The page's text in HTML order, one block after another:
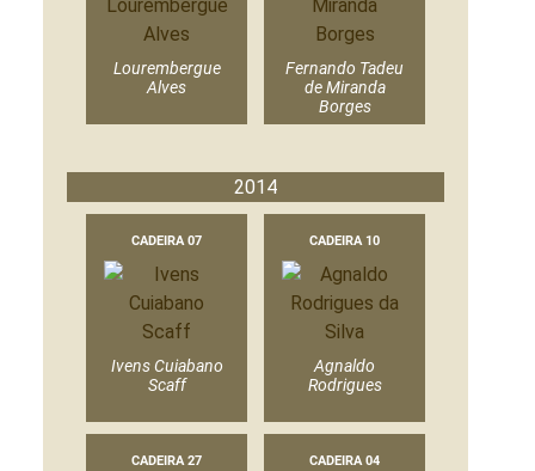
Lourembergue
Alves
Fernando Tadeu
de Miranda
Borges
2014
CADEIRA 07
Ivens Cuiabano
Scaff
CADEIRA 10
Agnaldo
Rodrigues
CADEIRA 27 CADEIRA 04